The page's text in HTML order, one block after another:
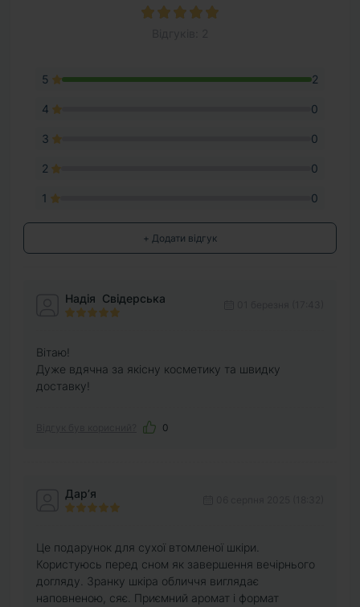
5 2
4 0
3 0
2 0
1 0
+ Додати відгук
Надія Свідерська
Вітаю!
Дуже вдячна за якісну косметику та швидку
доставку!
0
Дарʼя
Це подарунок для сухої втомленої шкіри.
Користуюсь перед сном як завершення вечірнього
догляду. Зранку шкіра обличчя виглядає
наповненою, сяє. Приємний аромат і формат